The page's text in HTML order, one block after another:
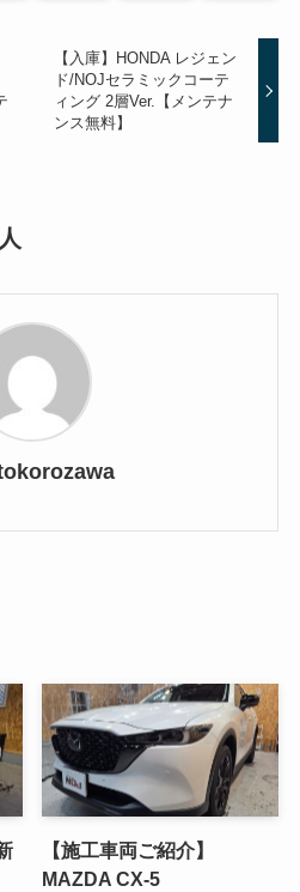
【入庫】HONDA レジェン
ド/NOJセラミックコーテ
ィング 2層Ver.【メンテナ
ンス無料】
【施工車両ご紹介】
MAZDA CX-5